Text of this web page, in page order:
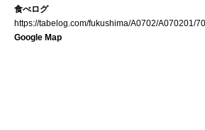
食べログ
https://tabelog.com/fukushima/A0702/A070201/
Google Map